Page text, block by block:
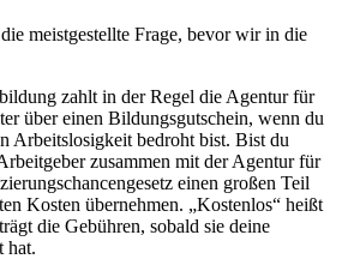
meistgestellte Frage, bevor wir in die
zahlt in der Regel die Agentur für
über einen Bildungsgutschein, wenn du
Arbeitslosigkeit bedroht bist. Bist du
zusammen mit der Agentur für
einen großen Teil
Kosten übernehmen. „Kostenlos“ heißt
die Gebühren, sobald sie deine
hat.